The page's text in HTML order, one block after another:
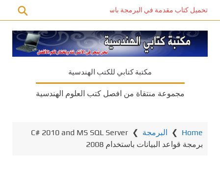
تحميل كتاب مقدمة في البرمجة باستخدام C# PDF – دليل المبتدئين للتعلم الذاتي
مكتبة كتابي للكتب الهندسية
مجموعة منتقاة من افصل كتب العلوم الهندسية
Home
❯ البرمجة ❯
C# 2010 and MS SQL Server
برمجة قواعد البيانات باستخدام 2008